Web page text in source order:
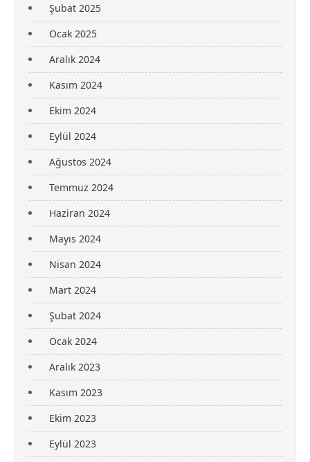
Şubat 2025
Ocak 2025
Aralık 2024
Kasım 2024
Ekim 2024
Eylül 2024
Ağustos 2024
Temmuz 2024
Haziran 2024
Mayıs 2024
Nisan 2024
Mart 2024
Şubat 2024
Ocak 2024
Aralık 2023
Kasım 2023
Ekim 2023
Eylül 2023